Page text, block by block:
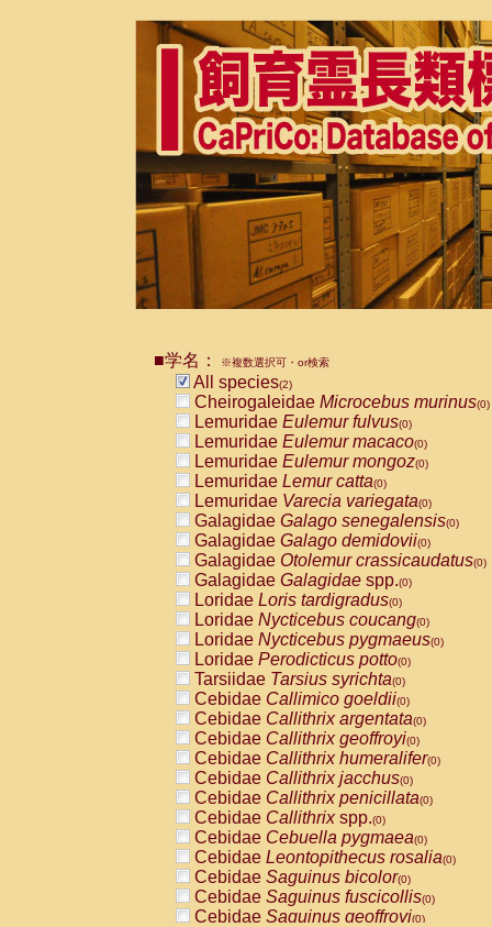
■学名： ※複数選択可・or検索
All species(2)
Cheirogaleidae Microcebus murinus(0)
Lemuridae Eulemur fulvus(0)
Lemuridae Eulemur macaco(0)
Lemuridae Eulemur mongoz(0)
Lemuridae Lemur catta(0)
Lemuridae Varecia variegata(0)
Galagidae Galago senegalensis(0)
Galagidae Galago demidovii(0)
Galagidae Otolemur crassicaudatus(0)
Galagidae Galagidae spp.(0)
Loridae Loris tardigradus(0)
Loridae Nycticebus coucang(0)
Loridae Nycticebus pygmaeus(0)
Loridae Perodicticus potto(0)
Tarsiidae Tarsius syrichta(0)
Cebidae Callimico goeldii(0)
Cebidae Callithrix argentata(0)
Cebidae Callithrix geoffroyi(0)
Cebidae Callithrix humeralifer(0)
Cebidae Callithrix jacchus(0)
Cebidae Callithrix penicillata(0)
Cebidae Callithrixspp.(0)
Cebidae Cebuella pygmaea(0)
Cebidae Leontopithecus rosalia(0)
Cebidae Saguinus bicolor(0)
Cebidae Saguinus fuscicollis(0)
Cebidae Saguinus geoffroyi(0)